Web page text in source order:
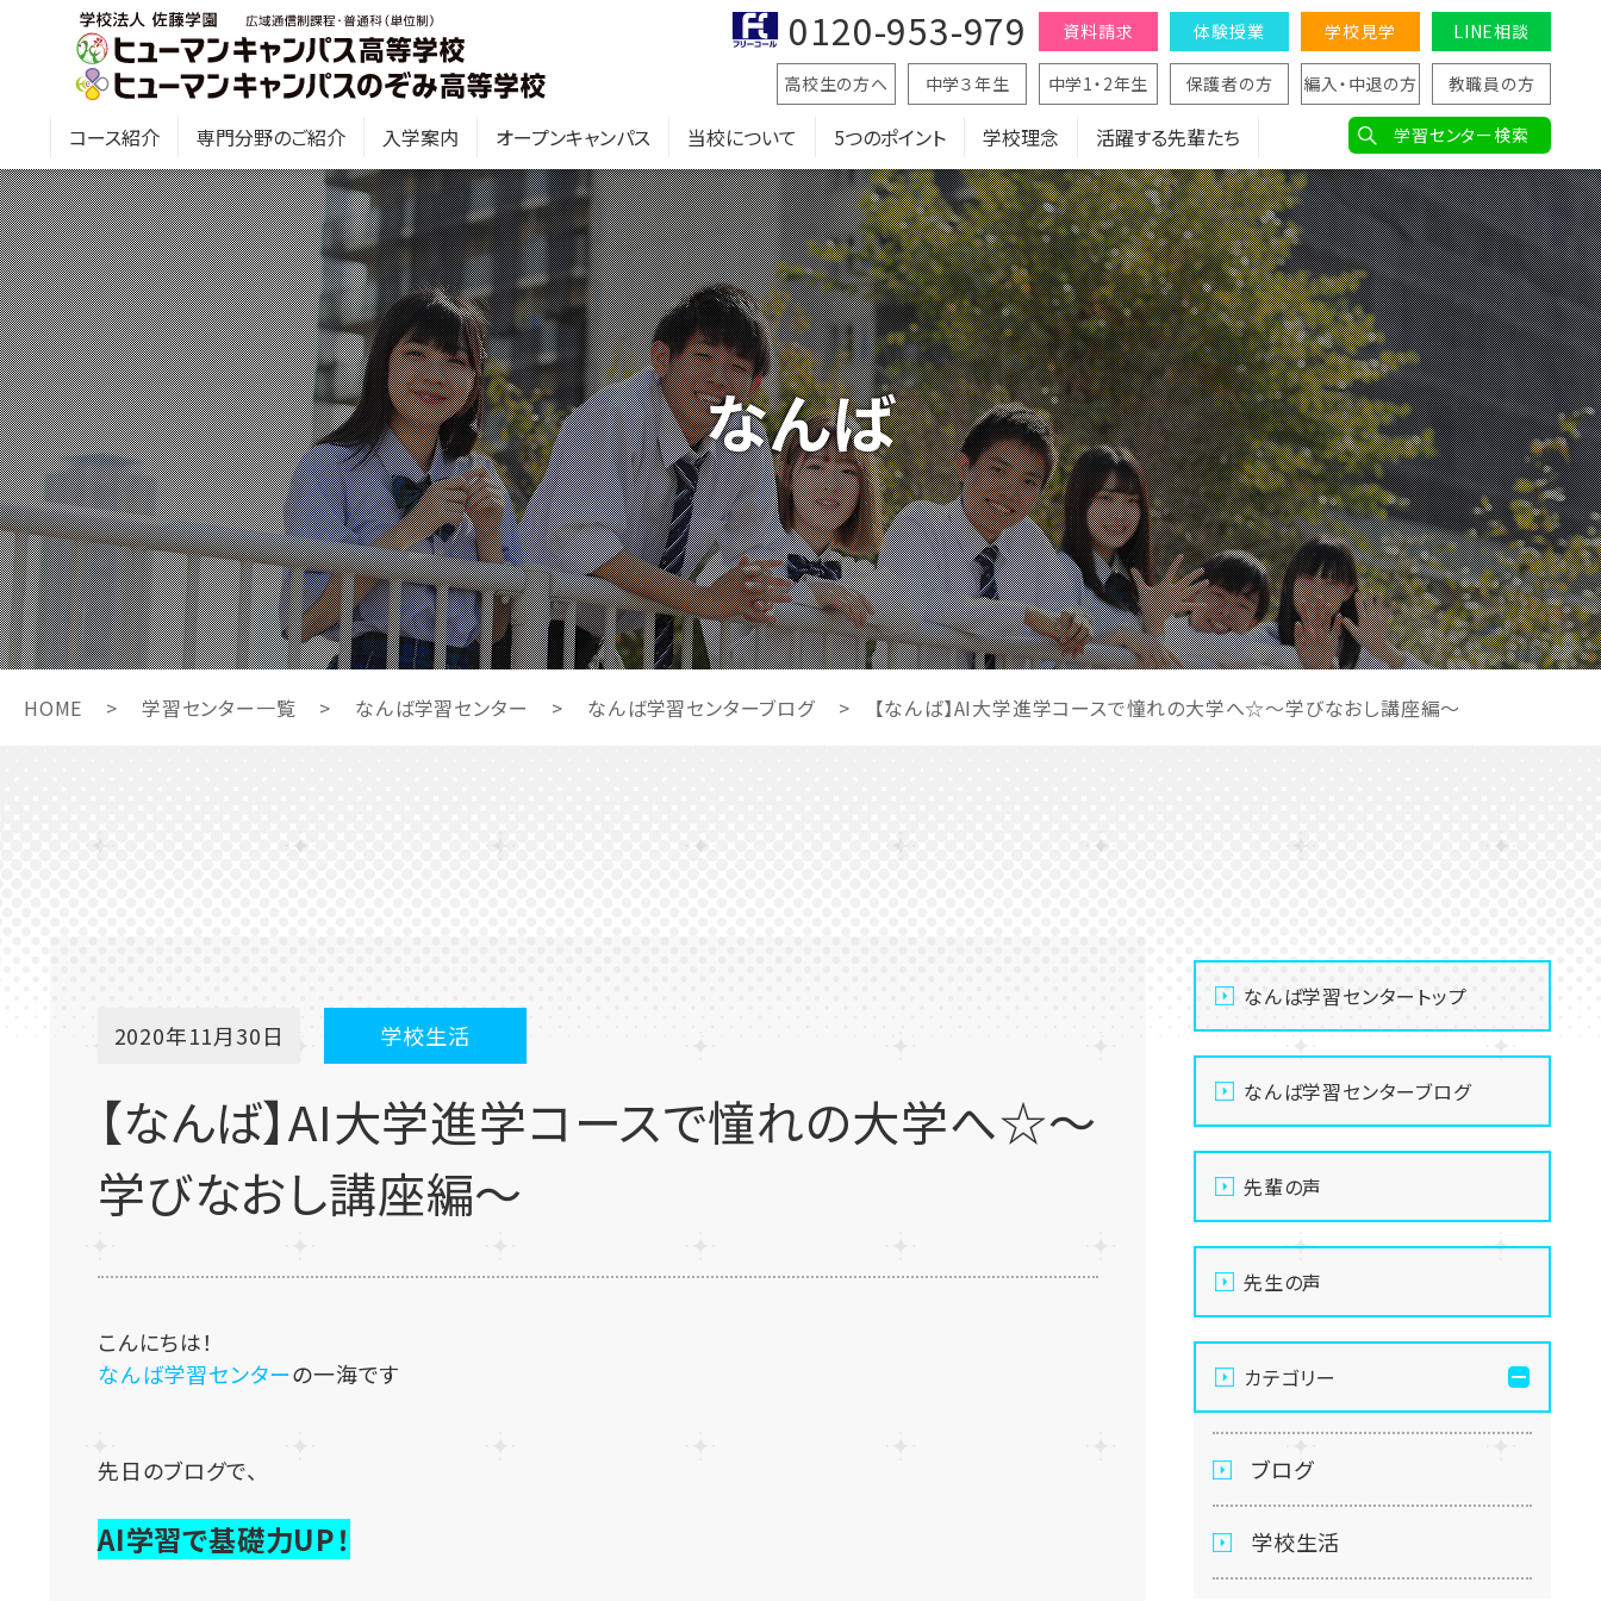
コース紹介 専門分野のご紹介 入学案内 オープンキャンパス 当校について 5つのポイント 学校理念 活躍する先輩たち
資料請求 体験授業 学校見学 LINE相談
高校生の方へ 中学３年生 中学1・2年生 保護者の方 編入・中退の方 教職員の方
学習センター検索
0120-953-979
なんば
HOME > 学習センター一覧 > なんば学習センター > なんば学習センターブログ > 【なんば】AI大学進学コースで憧れの大学へ☆～学びなおし講座編～
2020年11月30日 学校生活
【なんば】AI大学進学コースで憧れの大学へ☆～
学びなおし講座編～
こんにちは！
なんば学習センターの一海です
先日のブログで、
AI学習で基礎力UP！
なんば学習センタートップ
なんば学習センターブログ
先輩の声
先生の声
カテゴリー
ブログ
学校生活